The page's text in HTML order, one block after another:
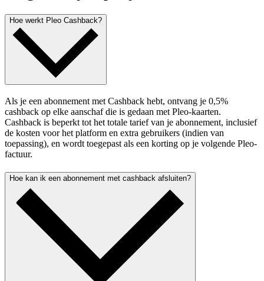
Hoe werkt Pleo Cashback?
Als je een abonnement met Cashback hebt, ontvang je 0,5%
cashback op elke aanschaf die is gedaan met Pleo-kaarten.
Cashback is beperkt tot het totale tarief van je abonnement, inclusief
de kosten voor het platform en extra gebruikers (indien van
toepassing), en wordt toegepast als een korting op je volgende Pleo-
factuur.
Hoe kan ik een abonnement met cashback afsluiten?